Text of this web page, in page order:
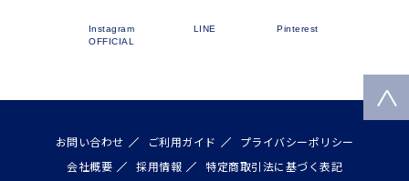
Instagram
OFFICIAL
LINE Pinterest
お問い合わせ ご利用ガイド
プライバシーポリシー
会社概要
採用情報
特定商取引法に基づく表記